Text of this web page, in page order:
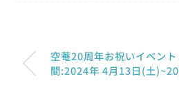
空菴20周年お祝いイベン
間:2024年 4月13日(土